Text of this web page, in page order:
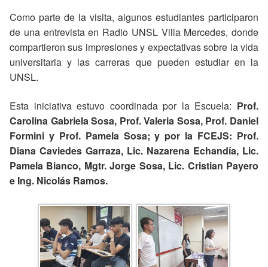
Como parte de la visita, algunos estudiantes participaron
de una entrevista en Radio UNSL Villa Mercedes, donde
compartieron sus impresiones y expectativas sobre la vida
universitaria y las carreras que pueden estudiar en la
UNSL.
Esta iniciativa estuvo coordinada por la Escuela: Prof.
Carolina Gabriela Sosa, Prof. Valeria Sosa, Prof. Daniel
Formini y Prof. Pamela Sosa; y por la FCEJS: Prof.
Diana Caviedes Garraza, Lic. Nazarena Echandía, Lic.
Pamela Bianco, Mgtr. Jorge Sosa, Lic. Cristian Payero
e Ing. Nicolás Ramos.